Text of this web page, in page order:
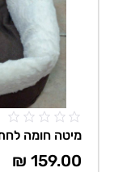
מיטה חומה
159.00
₪